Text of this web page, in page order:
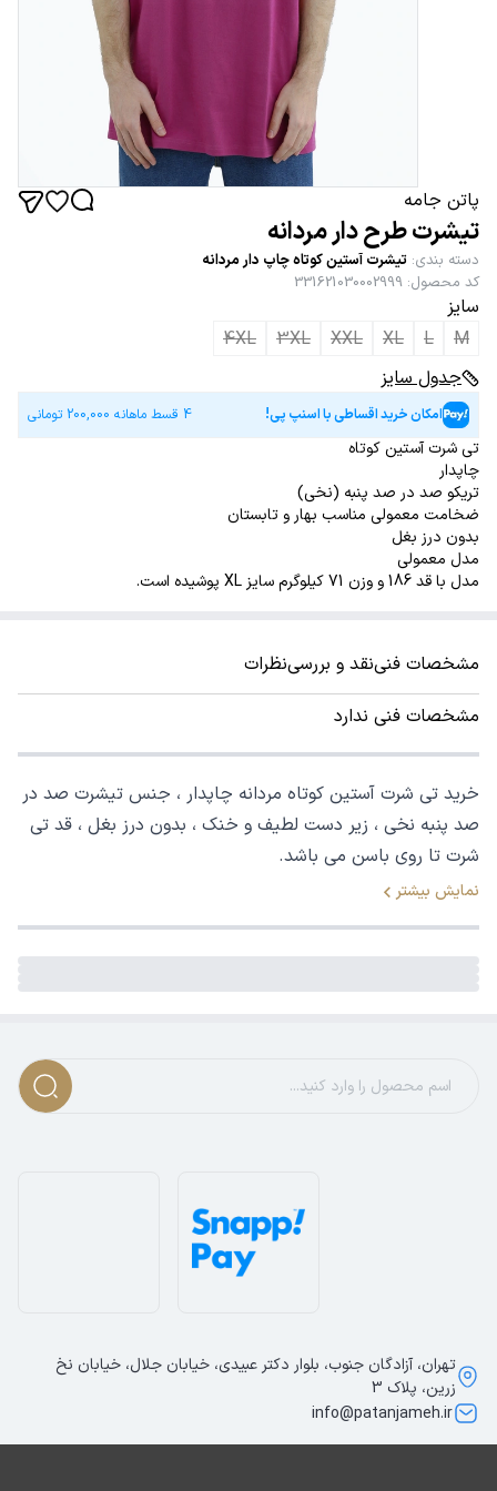
پاتن جامه
تیشرت طرح دار مردانه
دسته بندی: تیشرت آستین کوتاه چاپ دار مردانه
کد محصول:
331621030002999
سایز
M
L
XL
XXL
3XL
4XL
جدول سایز
امکان خرید اقساطی با اسنپ پی! 4 قسط ماهانه 200,000 تومانی
تی شرت آستین کوتاه
چاپدار
تریکو صد در صد پنبه (نخی)
ضخامت معمولی مناسب بهار و تابستان
بدون درز بغل
مدل معمولی
مدل با قد 186 و وزن 71 کیلوگرم سایز XL پوشیده است.
مشخصات فنینقد و بررسینظرات
مشخصات فنی ندارد
خرید تی شرت آستین کوتاه مردانه چاپدار ، جنس تیشرت صد در
صد پنبه نخی ، زیر دست لطیف و خنک ، بدون درز بغل ، قد تی
شرت تا روی باسن می باشد.
نمایش بیشتر
تهران، آزادگان جنوب، بلوار دکتر عبیدی، خیابان جلال، خیابان نخ
زرین، پلاک 3
info@patanjameh.ir